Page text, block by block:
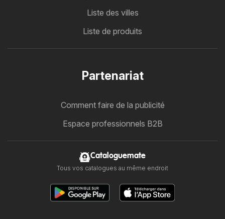
Liste des villes
Liste de produits
Partenariat
Comment faire de la publicité
Espace professionnels B2B
Cataloguemate
Tous vos catalogues au même endroit